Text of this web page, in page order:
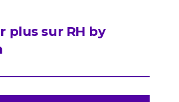
plus sur RH by